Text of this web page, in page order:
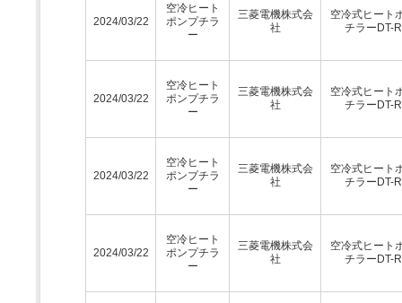
2024/03/22
空冷ヒート
ポンプチラ
ー
三菱電機株式会
社
空冷式ヒート
チラーDT-
2024/03/22
空冷ヒート
ポンプチラ
ー
三菱電機株式会
社
空冷式ヒート
チラーDT-
2024/03/22
空冷ヒート
ポンプチラ
ー
三菱電機株式会
社
空冷式ヒート
チラーDT-
2024/03/22
空冷ヒート
ポンプチラ
ー
三菱電機株式会
社
空冷式ヒート
チラーDT-